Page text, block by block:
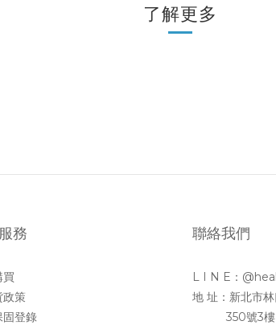
了解更多
務
買
政策
登錄
聯絡我們
L I N E：
地 址：新北市
350號3樓